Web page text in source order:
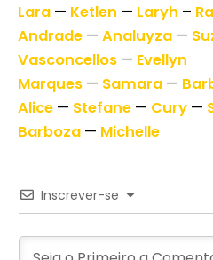
Lara — Ketlen — Laryh –
Andrade — Analuyza —
Vasconcellos — Evellyn
Marques — Samara —
Alice — Stefane — Cury —
Barboza — Michelle
Inscrever-se